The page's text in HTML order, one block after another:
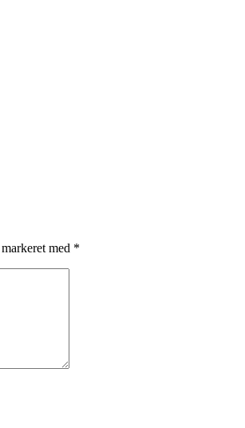
med *